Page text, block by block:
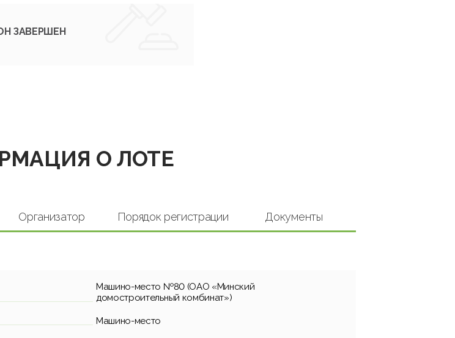
ЗАВЕРШЕН
О ЛОТЕ
Организатор Порядок регистрации Документы
Машино-место №80 (ОАО «Минский
домостроительный комбинат»)
Машино-место